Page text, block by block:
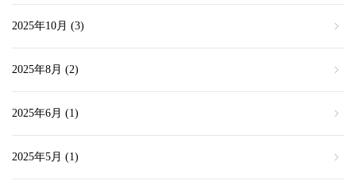
2025年10月 (3)
2025年8月 (2)
2025年6月 (1)
2025年5月 (1)